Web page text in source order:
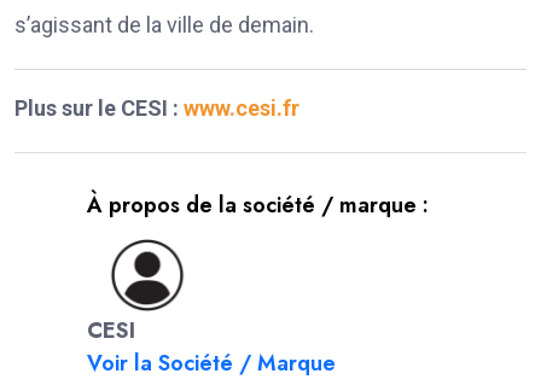
s’agissant de la ville de demain.
Plus sur le CESI : www.cesi.fr
À propos de la société / marque :
CESI
Voir la Société / Marque